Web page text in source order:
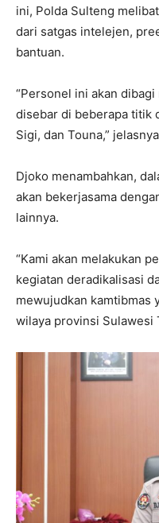
ini, Polda Sulteng
dari satgas intelejen,
bantuan.
“Personel ini akan
disebar di beberapa titik
Sigi, dan Touna,”
Djoko menambahkan,
akan bekerjasama
lainnya.
“Kami akan melakukan
kegiatan deradikalisasi
mewujudkan kamtibmas
wilaya provinsi Sulawesi